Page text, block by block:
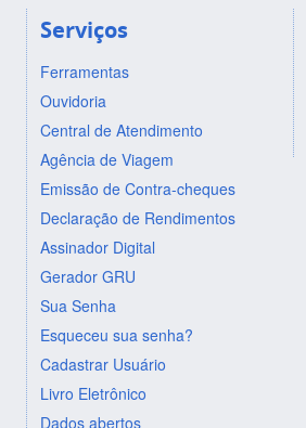
Serviços
Ferramentas
Ouvidoria
Central de Atendimento
Agência de Viagem
Emissão de Contra-cheques
Declaração de Rendimentos
Assinador Digital
Gerador GRU
Sua Senha
Esqueceu sua senha?
Cadastrar Usuário
Livro Eletrônico
Dados abertos